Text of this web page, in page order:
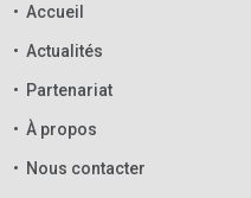
Accueil
Actualités
Partenariat
À propos
Nous contacter